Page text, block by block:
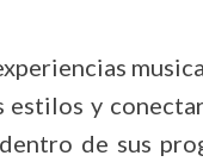
y
de sus